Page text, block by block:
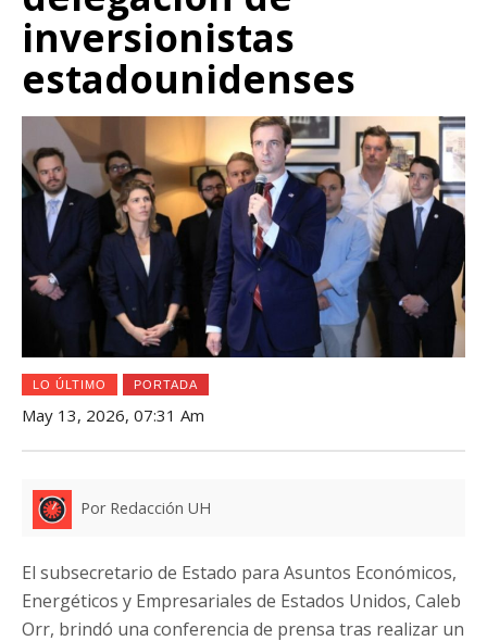
inversionistas
estadounidenses
LO ÚLTIMO PORTADA
May 13, 2026, 07:31 Am
Por Redacción UH
El subsecretario de Estado para Asuntos Económicos,
Energéticos y Empresariales de Estados Unidos, Caleb
Orr, brindó una conferencia de prensa tras realizar un